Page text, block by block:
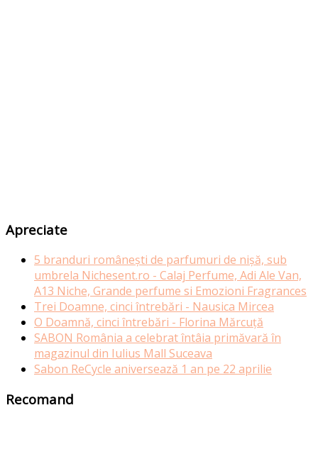
Apreciate
5 branduri românești de parfumuri de nișă, sub
umbrela Nichesent.ro - Calaj Perfume, Adi Ale Van,
A13 Niche, Grande perfume si Emozioni Fragrances
Trei Doamne, cinci întrebări - Nausica Mircea
O Doamnă, cinci întrebări - Florina Mărcuță
SABON România a celebrat întâia primăvară în
magazinul din Iulius Mall Suceava
Sabon ReCycle aniversează 1 an pe 22 aprilie
Recomand